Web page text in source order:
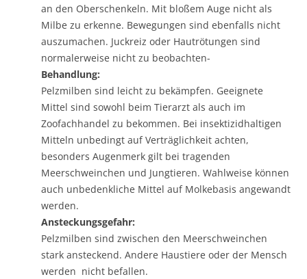
an den Oberschenkeln. Mit bloßem Auge nicht als
Milbe zu erkenne. Bewegungen sind ebenfalls nicht
auszumachen. Juckreiz oder Hautrötungen sind
normalerweise nicht zu beobachten-
Behandlung:
Pelzmilben sind leicht zu bekämpfen. Geeignete
Mittel sind sowohl beim Tierarzt als auch im
Zoofachhandel zu bekommen. Bei insektizidhaltigen
Mitteln unbedingt auf Verträglichkeit achten,
besonders Augenmerk gilt bei tragenden
Meerschweinchen und Jungtieren. Wahlweise können
auch unbedenkliche Mittel auf Molkebasis angewandt
werden.
Ansteckungsgefahr:
Pelzmilben sind zwischen den Meerschweinchen
stark ansteckend. Andere Haustiere oder der Mensch
werden nicht befallen.